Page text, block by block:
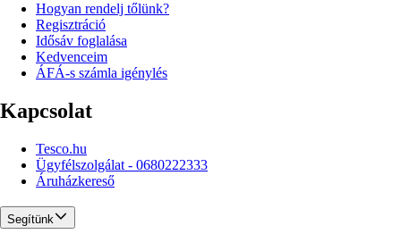
Hogyan rendelj tőlünk?
Regisztráció
Idősáv foglalása
Kedvenceim
ÁFÁ-s számla igénylés
Kapcsolat
Tesco.hu
Ügyfélszolgálat - 0680222333
Áruházkereső
Segítünk